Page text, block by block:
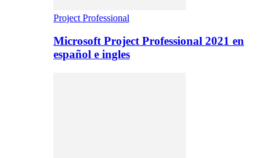
Project Professional
Microsoft Project Professional 2021 en
español e ingles